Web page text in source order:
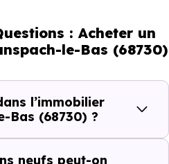
% d'actifs), 33.23 % de
et 11.87 % d'enfants. Un profil
les typologies de biens les
le-Bas (68730) dispose de 2
: Acheter un
le-Bas (68730)
l’immobilier
Bas (68730) ?
neufs peut-on